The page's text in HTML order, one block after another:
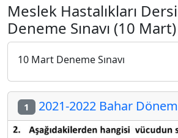
Meslek Hastalıkları
Deneme Sınavı (10 Mart)
10 Mart Deneme Sınavı
1 2021-2022 Bahar Dönemi